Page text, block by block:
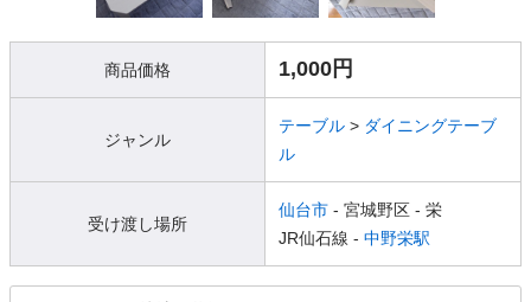
商品価格 1,000円
ジャンル
テーブル > ダイニングテーブ
ル
受け渡し場所
仙台市 - 宮城野区 - 栄
JR仙石線 - 中野栄駅